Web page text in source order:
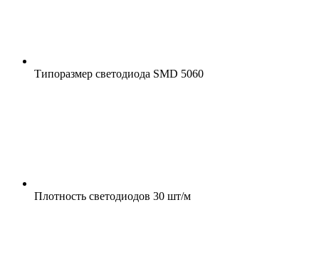
Типоразмер светодиода SMD 5060
Плотность светодиодов 30 шт/м